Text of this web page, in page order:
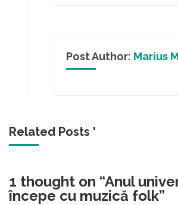
Post Author: Marius
Related Posts '
1 thought on “Anul
începe cu muzică folk”